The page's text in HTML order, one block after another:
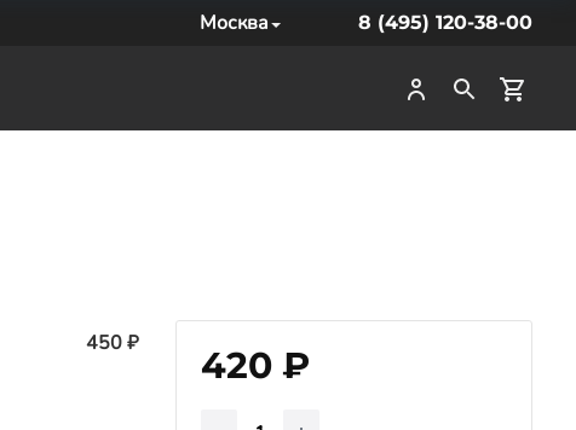
Москва 8 (495) 120-38-00
450 ₽ 420 ₽